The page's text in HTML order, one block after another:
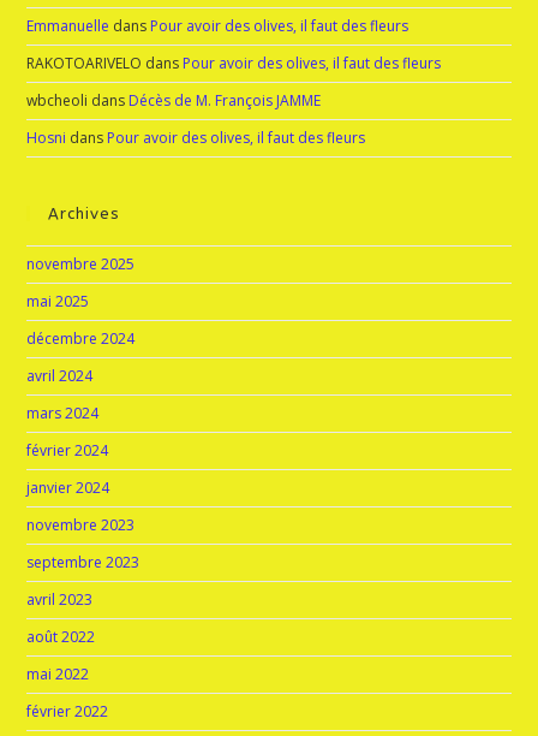
Emmanuelle dans Pour avoir des olives, il faut des fleurs
RAKOTOARIVELO dans Pour avoir des olives, il faut des fleurs
wbcheoli dans Décès de M. François JAMME
Hosni dans Pour avoir des olives, il faut des fleurs
Archives
novembre 2025
mai 2025
décembre 2024
avril 2024
mars 2024
février 2024
janvier 2024
novembre 2023
septembre 2023
avril 2023
août 2022
mai 2022
février 2022